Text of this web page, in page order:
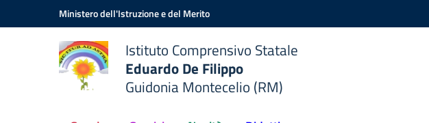
Vai ai contenuti
Vai al menu di navigazioneMinistero dell'Istruzione e del Merito
Istituto Comprensivo Statale
Eduardo De Filippo
Guidonia Montecelio (RM)